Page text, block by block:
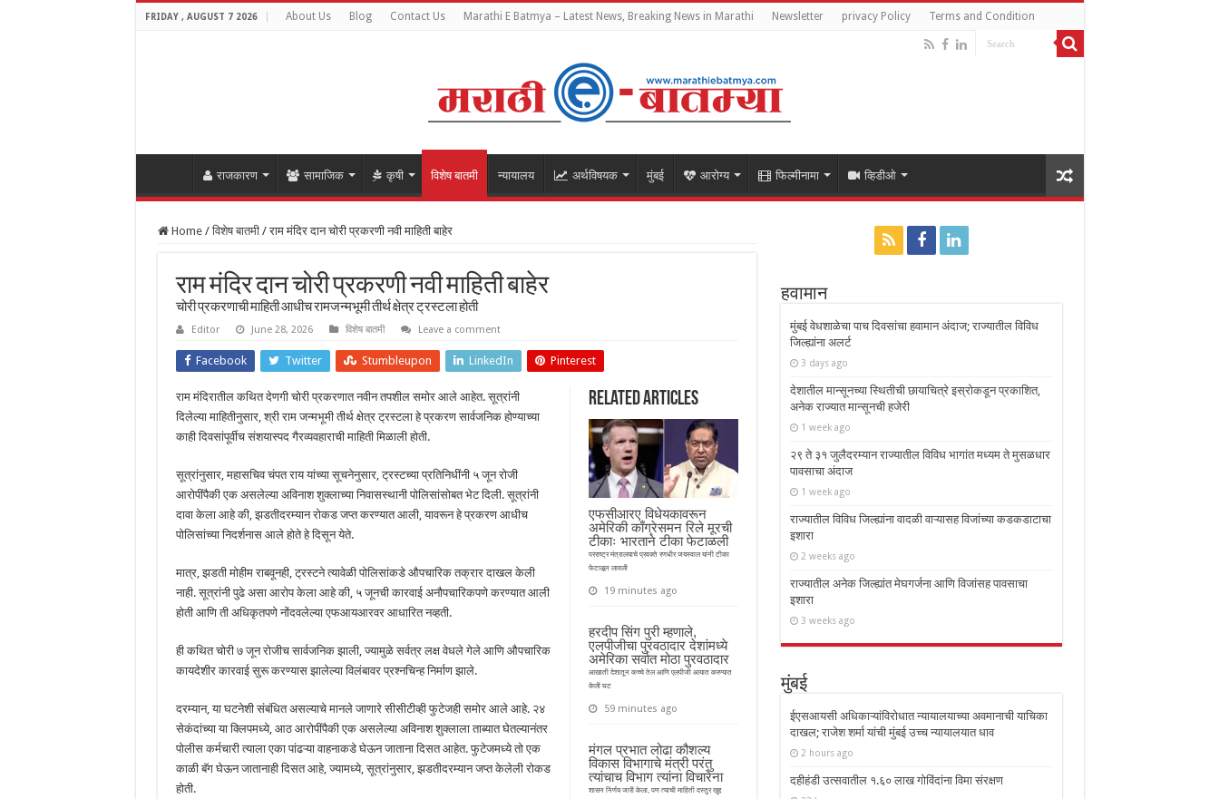
FRIDAY , AUGUST 7 2026 About Us Blog Contact Us Marathi E Batmya – Latest News, Breaking News in Marathi Newsletter privacy Policy Terms and Condition
राजकारण सामाजिक कृषी विशेष बातमी न्यायालय अर्थविषयक मुंबई आरोग्य फिल्मीनामा व्हिडीओ
Home / विशेष बातमी / राम मंदिर दान चोरी प्रकरणी नवी माहिती बाहेर
राम मंदिर दान चोरी प्रकरणी नवी माहिती बाहेर
चोरी प्रकरणाची माहिती आधीच रामजन्मभूमी तीर्थ क्षेत्र ट्रस्टला होती
Editor June 28, 2026 विशेष बातमी Leave a comment
Facebook Twitter Stumbleupon LinkedIn Pinterest
Related Articles
एफसीआरए विधेयकावरून
अमेरिकी काँग्रेसमन रिले मूरची
टीकाः भारताने टीका फेटाळली
परराष्ट्र मंत्रालयाचे प्रवक्ते रणधीर जयस्वाल यांनी टीका
फेटाळून लावली
19 minutes ago
हरदीप सिंग पुरी म्हणाले,
एलपीजीचा पुरवठादार देशांमध्ये
अमेरिका सर्वात मोठा पुरवठादार
आखाती देशातून कच्चे तेल आणि एलपीजी आयात करण्यात
केली घट
59 minutes ago
मंगल प्रभात लोढा कौशल्य
विकास विभागाचे मंत्री परंतु
त्यांचाच विभाग त्यांना विचारेना
शासन निर्णय जारी केला, पण त्याची माहिती दस्तुर खुद्द
राम मंदिरातील कथित देणगी चोरी प्रकरणात नवीन तपशील समोर आले आहेत. सूत्रांनी
दिलेल्या माहितीनुसार, श्री राम जन्मभूमी तीर्थ क्षेत्र ट्रस्टला हे प्रकरण सार्वजनिक होण्याच्या
काही दिवसांपूर्वीच संशयास्पद गैरव्यवहाराची माहिती मिळाली होती.
सूत्रांनुसार, महासचिव चंपत राय यांच्या सूचनेनुसार, ट्रस्टच्या प्रतिनिधींनी ५ जून रोजी
आरोपींपैकी एक असलेल्या अविनाश शुक्लाच्या निवासस्थानी पोलिसांसोबत भेट दिली. सूत्रांनी
दावा केला आहे की, झडतीदरम्यान रोकड जप्त करण्यात आली, यावरून हे प्रकरण आधीच
पोलिसांच्या निदर्शनास आले होते हे दिसून येते.
मात्र, झडती मोहीम राबवूनही, ट्रस्टने त्यावेळी पोलिसांकडे औपचारिक तक्रार दाखल केली
नाही. सूत्रांनी पुढे असा आरोप केला आहे की, ५ जूनची कारवाई अनौपचारिकपणे करण्यात आली
होती आणि ती अधिकृतपणे नोंदवलेल्या एफआयआरवर आधारित नव्हती.
ही कथित चोरी ७ जून रोजीच सार्वजनिक झाली, ज्यामुळे सर्वत्र लक्ष वेधले गेले आणि औपचारिक
कायदेशीर कारवाई सुरू करण्यास झालेल्या विलंबावर प्रश्नचिन्ह निर्माण झाले.
दरम्यान, या घटनेशी संबंधित असल्याचे मानले जाणारे सीसीटीव्ही फुटेजही समोर आले आहे. २४
सेकंदांच्या या क्लिपमध्ये, आठ आरोपींपैकी एक असलेल्या अविनाश शुक्लाला ताब्यात घेतल्यानंतर
पोलीस कर्मचारी त्याला एका पांढऱ्या वाहनाकडे घेऊन जाताना दिसत आहेत. फुटेजमध्ये तो एक
काळी बॅग घेऊन जातानाही दिसत आहे, ज्यामध्ये, सूत्रांनुसार, झडतीदरम्यान जप्त केलेली रोकड
होती.
हवामान
मुंबई वेधशाळेचा पाच दिवसांचा हवामान अंदाज; राज्यातील विविध
जिल्ह्यांना अलर्ट
3 days ago
देशातील मान्सूनच्या स्थितीची छायाचित्रे इस्रोकडून प्रकाशित,
अनेक राज्यात मान्सूनची हजेरी
1 week ago
२९ ते ३१ जुलैदरम्यान राज्यातील विविध भागांत मध्यम ते मुसळधार
पावसाचा अंदाज
1 week ago
राज्यातील विविध जिल्ह्यांना वादळी वाऱ्यासह विजांच्या कडकडाटाचा
इशारा
2 weeks ago
राज्यातील अनेक जिल्ह्यांत मेघगर्जना आणि विजांसह पावसाचा
इशारा
3 weeks ago
मुंबई
ईएसआयसी अधिकाऱ्यांविरोधात न्यायालयाच्या अवमानाची याचिका
दाखल; राजेश शर्मा यांची मुंबई उच्च न्यायालयात धाव
2 hours ago
दहीहंडी उत्सवातील १.६० लाख गोविंदांना विमा संरक्षण